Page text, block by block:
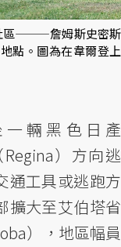
區———詹姆斯史密斯
點。圖為在韋爾登上
輛黑色日產
）方向逃
通工具或逃跑方
擴大至艾伯塔省
），地區幅員